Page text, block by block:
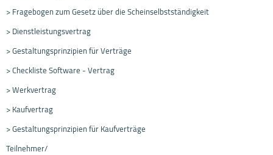
> Fragebogen zum Gesetz über die Scheinselbstständigkeit
> Dienstleistungsvertrag
> Gestaltungsprinzipien für Verträge
> Checkliste Software - Vertrag
> Werkvertrag
> Kaufvertrag
> Gestaltungsprinzipien für Kaufverträge
Teilnehmer/